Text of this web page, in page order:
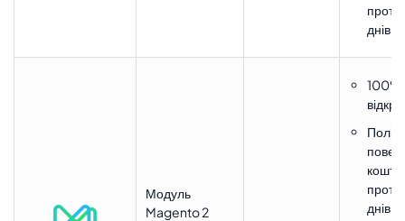
днів
Модуль
Magento 2
100%
коштів
днів